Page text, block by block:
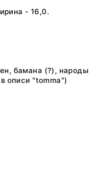
- 16,0.
бамана (?), народы
описи "tomma")